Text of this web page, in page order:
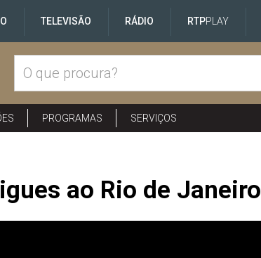
TELEVISÃO RÁDIO RTPPLAY
PROGRAMAS SERVIÇOS
ao Rio de Janeiro